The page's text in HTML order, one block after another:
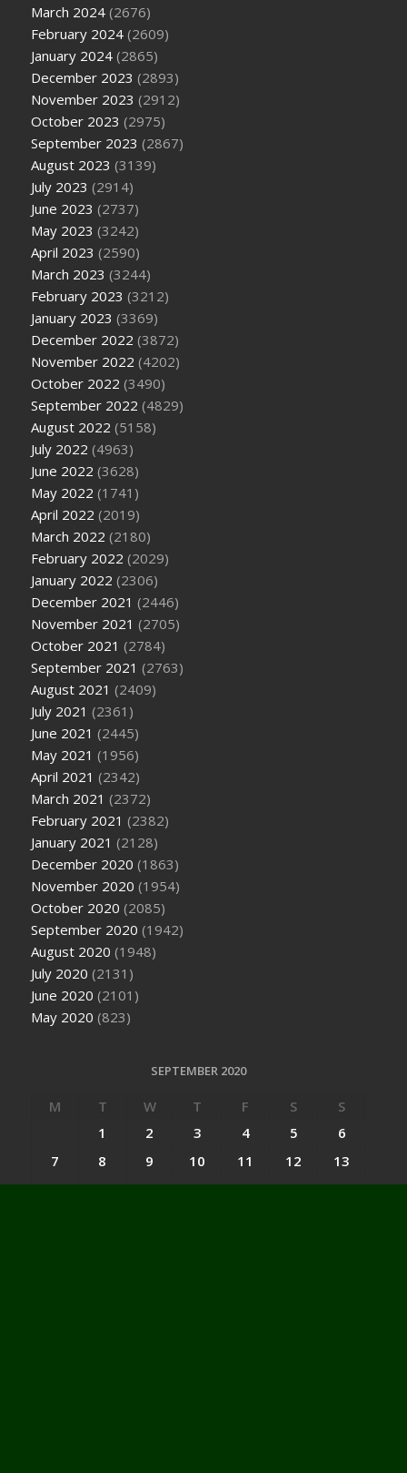
March 2024 (2676)
February 2024 (2609)
January 2024 (2865)
December 2023 (2893)
November 2023 (2912)
October 2023 (2975)
September 2023 (2867)
August 2023 (3139)
July 2023 (2914)
June 2023 (2737)
May 2023 (3242)
April 2023 (2590)
March 2023 (3244)
February 2023 (3212)
January 2023 (3369)
December 2022 (3872)
November 2022 (4202)
October 2022 (3490)
September 2022 (4829)
August 2022 (5158)
July 2022 (4963)
June 2022 (3628)
May 2022 (1741)
April 2022 (2019)
March 2022 (2180)
February 2022 (2029)
January 2022 (2306)
December 2021 (2446)
November 2021 (2705)
October 2021 (2784)
September 2021 (2763)
August 2021 (2409)
July 2021 (2361)
June 2021 (2445)
May 2021 (1956)
April 2021 (2342)
March 2021 (2372)
February 2021 (2382)
January 2021 (2128)
December 2020 (1863)
November 2020 (1954)
October 2020 (2085)
September 2020 (1942)
August 2020 (1948)
July 2020 (2131)
June 2020 (2101)
May 2020 (823)
SEPTEMBER 2020
M T W T F S
S
1
2 3 4 5
6
7
8 9 10 11 12
13
14
15 16 17 18 19
20